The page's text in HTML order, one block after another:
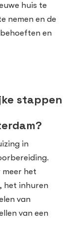
huis te
nemen en de
en
stappen
in
meer het
het inhuren
van
van een